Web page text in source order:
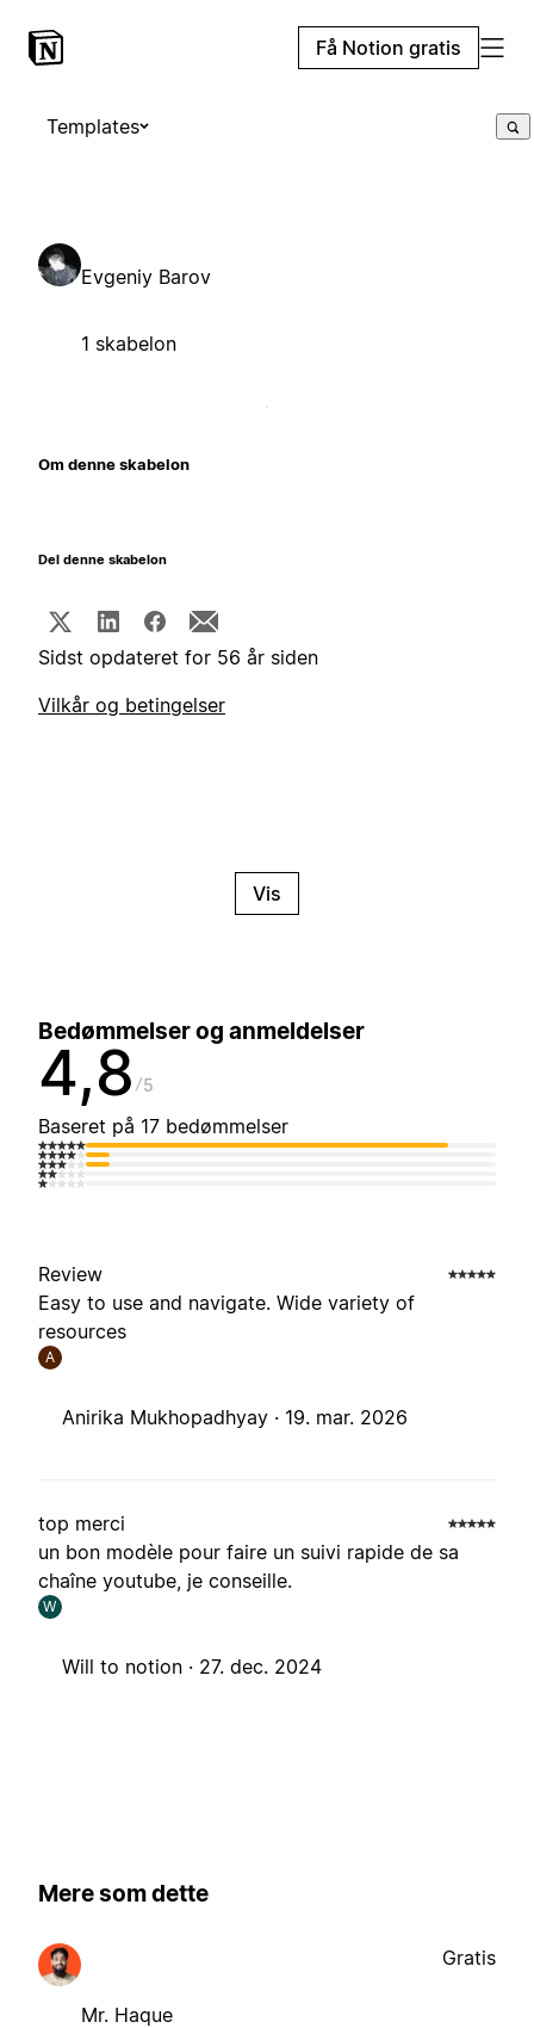
Få Notion gratis
Templates
Evgeniy Barov
1 skabelon
Om denne skabelon
Del denne skabelon
Sidst opdateret for 56 år siden
Vilkår og betingelser
Vis
Bedømmelser og anmeldelser
4,8 5
Baseret på 17 bedømmelser
Review
Easy to use and navigate. Wide variety of
resources
A
Anirika Mukhopadhyay · 19. mar. 2026
top merci
un bon modèle pour faire un suivi rapide de sa
chaîne youtube, je conseille.
W
Will to notion · 27. dec. 2024
Mere som dette
Mr. Haque
Gratis